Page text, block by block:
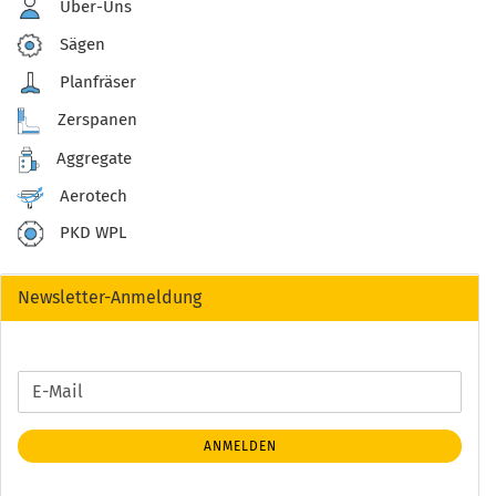
Über-Uns
Sägen
Planfräser
Zerspanen
Aggregate
Aerotech
PKD WPL
Newsletter-Anmeldung
WEITER
NEWSLETTER-
ANMELDUNG
E-
Mail
ANMELDEN